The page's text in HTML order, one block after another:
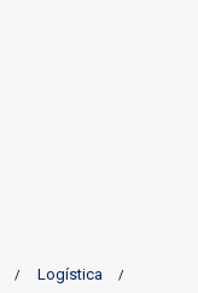
Logística